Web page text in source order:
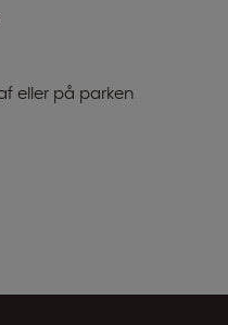
eller på parken